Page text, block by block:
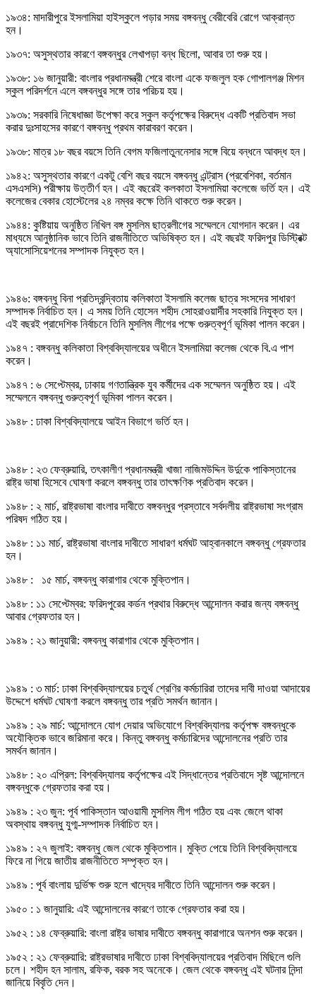
১৯৩৪: মাদারীপুরে ইসলামিয়া হাইস্কুলে পড়ার সময় বঙ্গবন্ধু বেরীবেরি রোগে আক্রান্ত
হন।
১৯৩৭: অসুস্থতার কারণে বঙ্গবন্ধুর লেখাপড়া বন্ধ ছিলো, আবার তা শুরু হয়।
১৯৩৮: ১৬ জানুয়ারী: বাংলার প্রধানমন্ত্রী শেরে বাংলা একে ফজলুল হক গোপালগঞ্জ মিশন
স্কুল পরিদর্শনে এলে বঙ্গবন্ধুর সঙ্গে তার পরিচয় হয়।
১৯৩৯: সরকারি নিষেধাজ্ঞা উপেক্ষা করে স্কুল কর্তৃপক্ষের বিরুদ্ধে একটি প্রতিবাদ সভা
করার দুঃসাহসের কারণে বঙ্গবন্ধু প্রথম কারাবরণ করেন।
১৯৩৮: মাত্র ১৮ বছর বয়সে তিনি বেগম ফজিলাতুননেসার সঙ্গে বিয়ে বন্ধনে আবদ্ধ হন।
১৯৪২: অসুস্থতার কারণে একটু বেশি বছর বয়সে বঙ্গবন্ধু এন্ট্রাস (প্রবেশিকা, বর্তমান
এসএসসি) পরীক্ষায় উত্তীর্ণ হন। এই বছরেই কলকাতা ইসলামিয়া কলেজে ভর্তি হন। এই
কলেজের বেকার হোস্টেলের ২৪ নম্বর কক্ষে তিনি থাকতে শুরু করেন।
১৯৪৪: কুষ্টিয়ায় অনুষ্ঠিত নিখিল বঙ্গ মুসলিম ছাত্রলীগের সম্মেলনে যোগদান করেন। এর
মাধ্যমে আনুষ্ঠানিক ভাবে তিনি রাজনীতিতে অভিষিক্ত হন। এই বছরই ফরিদপুর ডিস্ট্রিক্ট
অ্যাসোসিয়েশনের সম্পাদক নিযুক্ত হন।
১৯৪৬: বঙ্গবন্ধু বিনা প্রতিদ্বন্দ্বিতায় কলিকাতা ইসলামি কলেজ ছাত্র সংসদের সাধারণ
সম্পাদক নির্বাচিত হন। এ সময় তিনি হোসেন শহীদ সোহরাওয়ার্দীর সহকারি নিযুক্ত হন।
এই বছরই প্রাদেশিক নির্বাচনে তিনি মুসলিম লীগের পক্ষে গুরুত্বপূর্ণ ভূমিকা পালন করেন।
১৯৪৭ : বঙ্গবন্ধু কলিকাতা বিশ্ববিদ্যালয়ের অধীনে ইসলামিয়া কলেজ থেকে বি.এ পাশ
করেন।
১৯৪৭ : ৬ সেপ্টেম্বর, ঢাকায় গণতান্ত্রিক যুব কর্মীদের এক সম্মেলন অনুষ্ঠিত হয়। এই
সম্মেলনে বঙ্গবন্ধু গুরুত্বপূর্ণ ভূমিকা পালন করেন।
১৯৪৮ : ঢাকা বিশ্ববিদ্যালয়ে আইন বিভাগে ভর্তি হন।
১৯৪৮ : ২৩ ফেব্রুয়ারি, তৎকালীণ প্রধানমন্ত্রী খাজা নাজিমউদ্দিন উর্দুকে পাকিস্তানের
রাষ্ট্র ভাষা হিসেবে ঘোষণা করলে বঙ্গবন্ধু তার তাৎক্ষণিক প্রতিবাদ করেন।
১৯৪৮ : ২ মার্চ, রাষ্ট্রভাষা বাংলার দাবীতে বঙ্গবন্ধুর প্রস্তাবে সর্বদলীয় রাষ্ট্রভাষা সংগ্রাম
পরিষদ গঠিত হয়।
১৯৪৮ : ১১ মার্চ, রাষ্ট্রভাষা বাংলার দাবীতে সাধারণ ধর্মঘট আহ্বানকালে বঙ্গবন্ধু গ্রেফতার
হন।
১৯৪৮ : ১৫ মার্চ, বঙ্গবন্ধু কারাগার থেকে মুক্তিপান।
১৯৪৮ : ১১ সেপ্টেম্বর: ফরিদপুরের কর্ডন প্রথার বিরুদ্ধে আন্দোলন করার জন্য বঙ্গবন্ধু
আবার গ্রেফতার হন।
১৯৪৯ : ২১ জানুয়ারী: বঙ্গবন্ধু কারাগার থেকে মুক্তিপান।
১৯৪৯ : ৩ মার্চ: ঢাকা বিশ্ববিদ্যালয়ের চতুর্থ শ্রেণির কর্মচারিরা তাদের দাবী দাওয়া আদায়ের
উদ্দেশে ধর্মঘট ঘোষণা করলে বঙ্গবন্ধু তার প্রতি সমর্থন জানান।
১৯৪৯ : ২৯ মার্চ: আন্দোলনে যোগ দেয়ার অভিযোগে বিশ্ববিদ্যালয় কর্তৃপক্ষ বঙ্গবন্ধুকে
অযৌক্তিক ভাবে জরিমানা করে। কিন্তু বঙ্গবন্ধু কর্মচারিদের আন্দোলনের প্রতি তার
সমর্থন জানান।
১৯৪৮ : ২০ এপ্রিল: বিশ্ববিদ্যালয় কর্তৃপক্ষের এই সিদ্ধান্তের প্রতিবাদে সৃষ্ট আন্দোলনে
বঙ্গবন্ধুকে গ্রেফতার করা হয়।
১৯৪৯ : ২৩ জুন: পূর্ব পাকিস্তান আওয়ামী মুসলিম লীগ গঠিত হয় এবং জেলে থাকা
অবস্থায় বঙ্গবন্ধু যুগ্ম-সম্পাদক নির্বাচিত হন।
১৯৪৯ : ২৭ জুলাই: বঙ্গবন্ধু জেল থেকে মুক্তিপান। মুক্তি পেয়ে তিনি বিশ্ববিদ্যালয়ে
ফিরে না গিয়ে জাতীয় রাজনীতিতে সম্পৃক্ত হন।
১৯৪৯ : পূর্ব বাংলায় দুর্ভিক্ষ শুরু হলে খাদ্যের দাবীতে তিনি আন্দোলন শুরু করেন।
১৯৫০ : ১ জানুয়ারি: এই আন্দোলনের কারণে তাকে গ্রেফতার করা হয়।
১৯৫২ : ১৪ ফেব্রুয়ারি: বাংলা রাষ্ট্র ভাষার দাবীতে বঙ্গবন্ধু কারাগারে অনশন শুরু করেন।
১৯৫২ : ২১ ফেব্রুয়ারি: রাষ্ট্রভাষার দাবীতে ঢাকা বিশ্ববিদ্যালয়ের প্রতিবাদ মিছিলে গুলি
চলে। শহীদ হন সালাম, রফিক, বরক সহ অনেকে। জেল থেকে বঙ্গবন্ধু এই ঘটনার নিন্দা
জানিয়ে বিবৃতি দেন।